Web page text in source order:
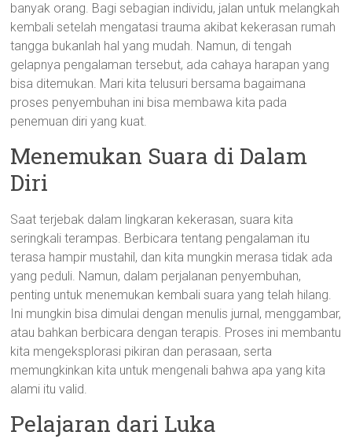
banyak orang. Bagi sebagian individu, jalan untuk melangkah
kembali setelah mengatasi trauma akibat kekerasan rumah
tangga bukanlah hal yang mudah. Namun, di tengah
gelapnya pengalaman tersebut, ada cahaya harapan yang
bisa ditemukan. Mari kita telusuri bersama bagaimana
proses penyembuhan ini bisa membawa kita pada
penemuan diri yang kuat.
Menemukan Suara di Dalam
Diri
Saat terjebak dalam lingkaran kekerasan, suara kita
seringkali terampas. Berbicara tentang pengalaman itu
terasa hampir mustahil, dan kita mungkin merasa tidak ada
yang peduli. Namun, dalam perjalanan penyembuhan,
penting untuk menemukan kembali suara yang telah hilang.
Ini mungkin bisa dimulai dengan menulis jurnal, menggambar,
atau bahkan berbicara dengan terapis. Proses ini membantu
kita mengeksplorasi pikiran dan perasaan, serta
memungkinkan kita untuk mengenali bahwa apa yang kita
alami itu valid.
Pelajaran dari Luka